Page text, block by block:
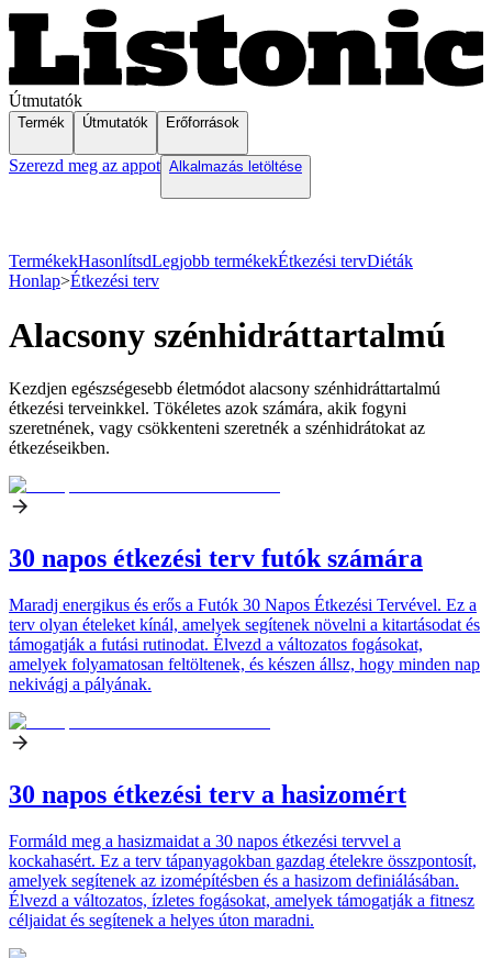
Útmutatók
Termék Útmutatók Erőforrások
Szerezd meg az appot Alkalmazás letöltése
TermékekHasonlítsdLegjobb termékekÉtkezési tervDiéták
Honlap>Étkezési terv
Alacsony szénhidráttartalmú
Kezdjen egészségesebb életmódot alacsony szénhidráttartalmú
étkezési terveinkkel. Tökéletes azok számára, akik fogyni
szeretnének, vagy csökkenteni szeretnék a szénhidrátokat az
étkezéseikben.
30 napos étkezési terv futók számára
Maradj energikus és erős a Futók 30 Napos Étkezési Tervével. Ez a
terv olyan ételeket kínál, amelyek segítenek növelni a kitartásodat és
támogatják a futási rutinodat. Élvezd a változatos fogásokat,
amelyek folyamatosan feltöltenek, és készen állsz, hogy minden nap
nekivágj a pályának.
30 napos étkezési terv a hasizomért
Formáld meg a hasizmaidat a 30 napos étkezési tervvel a
kockahasért. Ez a terv tápanyagokban gazdag ételekre összpontosít,
amelyek segítenek az izomépítésben és a hasizom definiálásában.
Élvezd a változatos, ízletes fogásokat, amelyek támogatják a fitnesz
céljaidat és segítenek a helyes úton maradni.